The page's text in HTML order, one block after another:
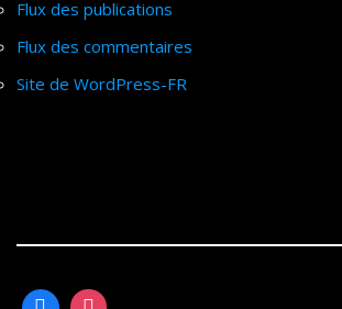
Flux des publications
Flux des commentaires
Site de WordPress-FR